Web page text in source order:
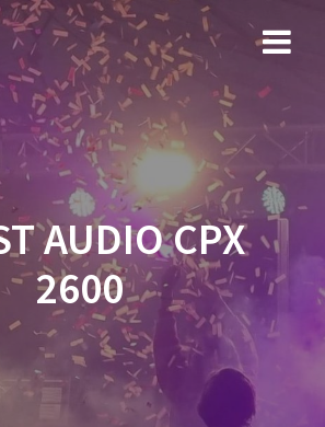
Ga
naar
de
inhoud
AUDIO CPX
2600